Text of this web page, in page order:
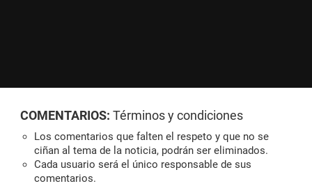
COMENTARIOS: Términos y condiciones
Los comentarios que falten el respeto y que no se
ciñan al tema de la noticia, podrán ser eliminados.
Cada usuario será el único responsable de sus
comentarios.